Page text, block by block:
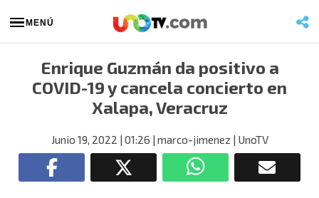
MENÚ
Enrique Guzmán da positivo a
COVID-19 y cancela concierto en
Xalapa, Veracruz
Junio 19, 2022 | 01:26 | marco-jimenez | UnoTV